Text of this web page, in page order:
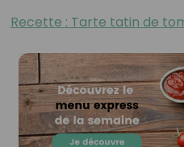
Recette : Tarte tatin de